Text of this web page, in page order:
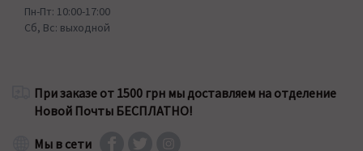
Пн-Пт: 10:00-17:00
Сб, Вс: выходной
При заказе от 1500 грн мы доставляем на отделение
Новой Почты БЕСПЛАТНО!
Мы в сети